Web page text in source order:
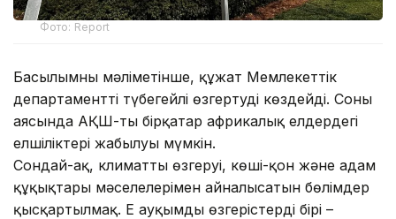
Фото: Report
Басылымның мәліметінше, құжат Мемлекеттік
департаментті түбегейлі өзгертуді көздейді. Соның
аясында АҚШ-тың бірқатар африкалық елдердегі
елшіліктері жабылуы мүмкін.
Сондай-ақ, климаттың өзгеруі, көші-қон және адам
құқықтары мәселелерімен айналысатын бөлімдер
қысқартылмақ. Ең ауқымды өзгерістердің бірі –